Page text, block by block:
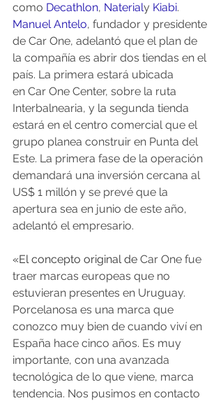
como Decathlon, Naterialy Kiabi.
Manuel Antelo, fundador y presidente
de Car One, adelantó que el plan de
la compañía es abrir dos tiendas en el
país. La primera estará ubicada
en Car One Center, sobre la ruta
Interbalnearia, y la segunda tienda
estará en el centro comercial que el
grupo planea construir en Punta del
Este. La primera fase de la operación
demandará una inversión cercana al
US$ 1 millón y se prevé que la
apertura sea en junio de este año,
adelantó el empresario.
«El concepto original de Car One fue
traer marcas europeas que no
estuvieran presentes en Uruguay.
Porcelanosa es una marca que
conozco muy bien de cuando viví en
España hace cinco años. Es muy
importante, con una avanzada
tecnológica de lo que viene, marca
tendencia. Nos pusimos en contacto